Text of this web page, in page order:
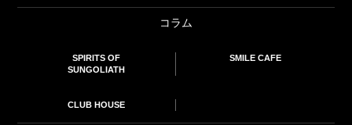
コラム
SPIRITS OF
SUNGOLIATH
SMILE CAFE
CLUB HOUSE